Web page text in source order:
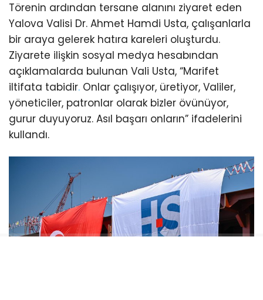
Törenin ardından tersane alanını ziyaret eden
Yalova Valisi Dr. Ahmet Hamdi Usta, çalışanlarla
bir araya gelerek hatıra kareleri oluşturdu.
Ziyarete ilişkin sosyal medya hesabından
açıklamalarda bulunan Vali Usta, “Marifet
iltifata tabidir. Onlar çalışıyor, üretiyor, Valiler,
yöneticiler, patronlar olarak bizler övünüyor,
gurur duyuyoruz. Asıl başarı onların” ifadelerini
kullandı.